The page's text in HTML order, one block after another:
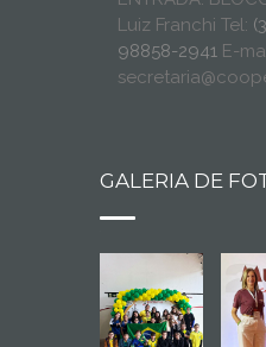
Luiz Franchi Tel:
98858-2941 E-
GALERIA DE